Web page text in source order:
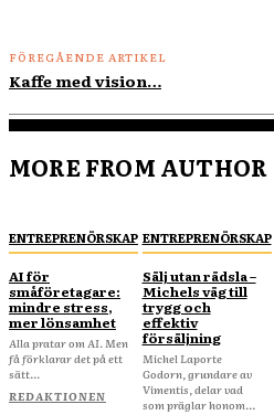
FÖREGÅENDE ARTIKEL
Kaffe med vision…
MORE FROM AUTHOR
ENTREPRENÖRSKAP
AI för
småföretagare:
mindre stress,
mer lönsamhet
Alla pratar om AI. Men
få förklarar det på ett
sätt...
REDAKTIONEN
ENTREPRENÖRSKAP
Sälj utan rädsla –
Michels väg till
trygg och
effektiv
försäljning
Michel Laporte
Godorn, grundare av
Vimentis, delar vad
som präglar honom...